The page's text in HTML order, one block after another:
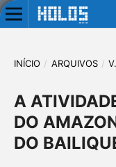
INÍCIO / ARQUIVOS /
A
DO
DO